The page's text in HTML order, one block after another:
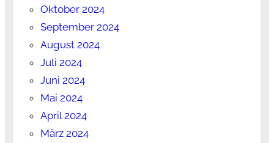
Oktober 2024
September 2024
August 2024
Juli 2024
Juni 2024
Mai 2024
April 2024
März 2024